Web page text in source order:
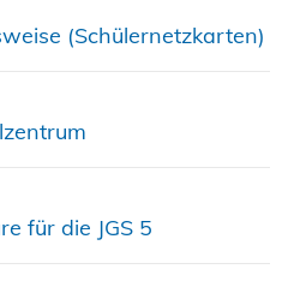
(Schülernetzkarten)
für die JGS 5